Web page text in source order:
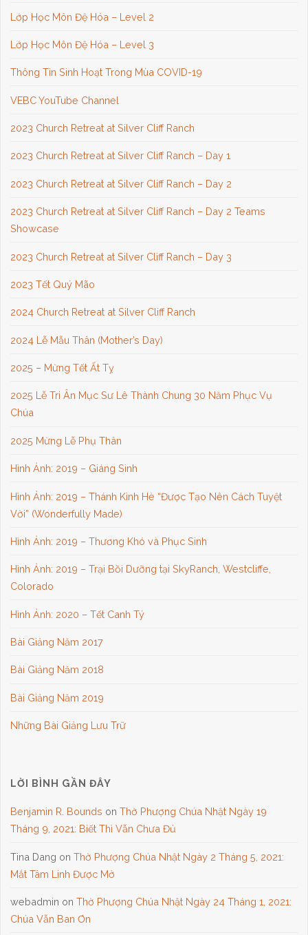
Lớp Học Môn Đệ Hóa – Level 2
Lớp Học Môn Đệ Hóa – Level 3
Thông Tin Sinh Hoạt Trong Mùa COVID-19
VEBC YouTube Channel
2023 Church Retreat at Silver Cliff Ranch
2023 Church Retreat at Silver Cliff Ranch – Day 1
2023 Church Retreat at Silver Cliff Ranch – Day 2
2023 Church Retreat at Silver Cliff Ranch – Day 2 Teams
Showcase
2023 Church Retreat at Silver Cliff Ranch – Day 3
2023 Tết Quý Mão
2024 Church Retreat at Silver Cliff Ranch
2024 Lễ Mẫu Thân (Mother’s Day)
2025 – Mừng Tết Ất Tỵ
2025 Lễ Tri Ân Mục Sư Lê Thành Chung 30 Năm Phục Vụ
Chúa
2025 Mừng Lễ Phụ Thân
Hình Ảnh: 2019 – Giáng Sinh
Hình Ảnh: 2019 – Thánh Kinh Hè “Được Tạo Nên Cách Tuyệt
Vời” (Wonderfully Made)
Hình Ảnh: 2019 – Thương Khó và Phục Sinh
Hình Ảnh: 2019 – Trại Bồi Dưỡng tại SkyRanch, Westcliffe,
Colorado
Hình Ảnh: 2020 – Tết Canh Tý
Bài Giảng Năm 2017
Bài Giảng Năm 2018
Bài Giảng Năm 2019
Những Bài Giảng Lưu Trữ
LỜI BÌNH GẦN ĐÂY
Benjamin R. Bounds onThờ Phượng Chúa Nhật Ngày 19
Tháng 9, 2021: Biết Thì Vẫn Chưa Đủ
Tina Dang onThờ Phượng Chúa Nhật Ngày 2 Tháng 5, 2021:
Mắt Tâm Linh Được Mở
webadmin onThờ Phượng Chúa Nhật Ngày 24 Tháng 1, 2021:
Chúa Vẫn Ban Ơn